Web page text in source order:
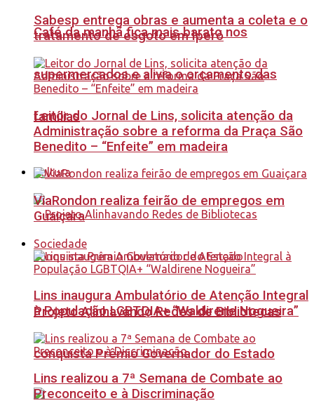
Café da manhã fica mais barato nos
supermercados e alivia o orçamento das
famílias
Cultura
Projeto Alinhavando Redes de Bibliotecas
conquista Prêmio Governador do Estado
Sabesp entrega obras e aumenta a coleta e o
tratamento de esgoto em Iperó
Leitor do Jornal de Lins, solicita atenção da
Administração sobre a reforma da Praça São
Benedito – “Enfeite” em madeira
ViaRondon realiza feirão de empregos em
Guaiçara
Sociedade
Lins inaugura Ambulatório de Atenção Integral
à População LGBTQIA+ “Waldirene Nogueira”
Lins realizou a 7ª Semana de Combate ao
Preconceito e à Discriminação